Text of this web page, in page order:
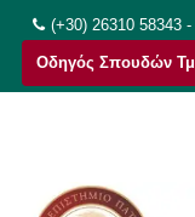
στο
περιεχόμενο
(+30) 26310 58343
Οδηγός Σπουδών